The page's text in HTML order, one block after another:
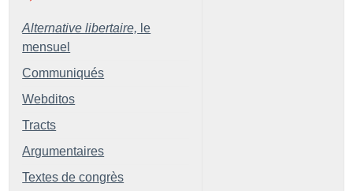
Alternative libertaire, le
mensuel
Communiqués
Webditos
Tracts
Argumentaires
Textes de congrès